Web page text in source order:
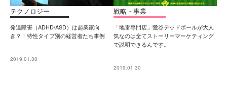
テクノロジー
発達障害（ADHD/ASD）は起業家向
き？！特性タイプ別の経営者たち事例
2019.01.30
戦略・事業
「地雷専門店」鶯谷デッドボールが大人
気なのは全てストーリーマーケティング
で説明できるんです。
2019.01.30